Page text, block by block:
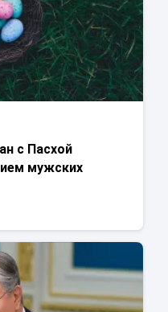
с Пасхой
мужских